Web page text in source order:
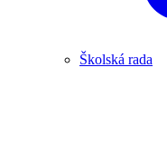
Školská rada